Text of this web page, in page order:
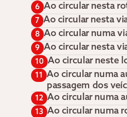
6 Ao circular nesta
7 Ao circular nesta
8 Ao circular numa
9 Ao circular nesta
10 Ao circular neste
11 Ao circular numa
passagem dos
12 Ao circular numa
13 Ao circular numa